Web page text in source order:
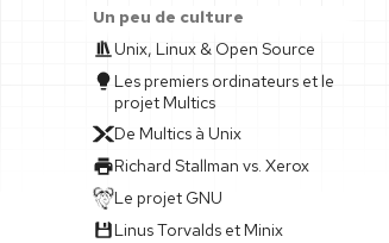
Un peu de culture
Unix, Linux & Open Source
Les premiers ordinateurs et le
projet Multics
De Multics à Unix
Richard Stallman vs. Xerox
Le projet GNU
Linus Torvalds et Minix